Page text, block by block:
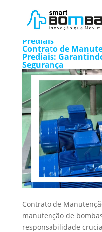
Contrato de
Prediais
Contrato de
Prediais:
Segurança
Contrato de
manutenção de
responsabilidade